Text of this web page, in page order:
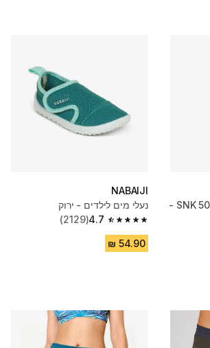
שנורקל למבוגרים, דגם SNK 500 -
NABAIJI
נעלי מים לילדים - ירוק
4.7
4.7 out of 5 stars from 2129 reviews
(2129)